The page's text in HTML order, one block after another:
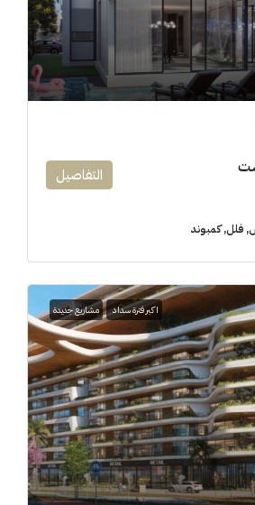
فلل, كمبوند
التفاصيل
اكبر فترة سداد مشاريع جديدة